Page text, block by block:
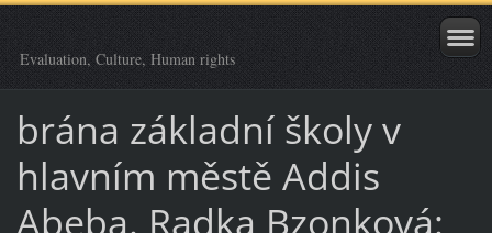
Evaluation, Culture, Human rights
brána základní školy v
hlavním městě Addis
Abeba. Radka Bzonková: